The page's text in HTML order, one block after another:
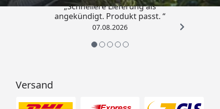
„Schnellere Lieferung als
angekündigt. Produkt passt. “
07.08.2026
Versand